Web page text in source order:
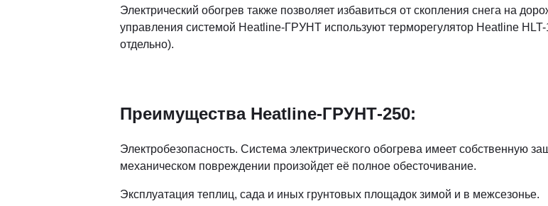
Электрический обогрев также позволяет избавиться от скопления снега на
управления системой Heatline-ГРУНТ используют терморегулятор Heatline HLT-
отдельно).
Преимущества Heatline-ГРУНТ-250:
Электробезопасность. Система электрического обогрева имеет собственную
механическом повреждении произойдет её полное обесточивание.
Эксплуатация теплиц, сада и иных грунтовых площадок зимой и в межсезонье.